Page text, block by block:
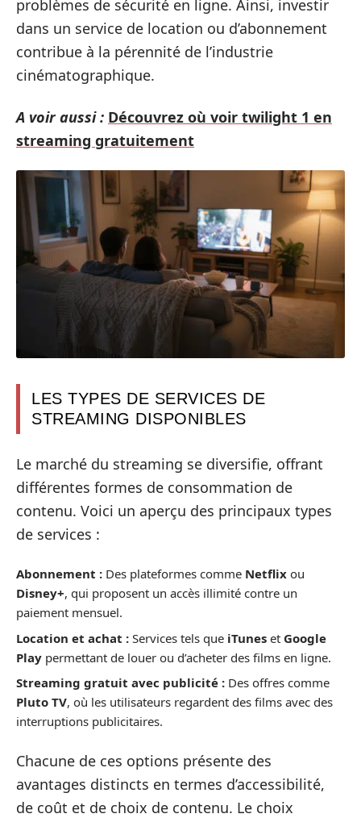
problèmes de sécurité en ligne. Ainsi, investir
dans un service de location ou d’abonnement
contribue à la pérennité de l’industrie
cinématographique.
A voir aussi : Découvrez où voir twilight 1 en
streaming gratuitement
LES TYPES DE SERVICES DE
STREAMING DISPONIBLES
Le marché du streaming se diversifie, offrant
différentes formes de consommation de
contenu. Voici un aperçu des principaux types
de services :
Abonnement : Des plateformes comme Netflix ou
Disney+, qui proposent un accès illimité contre un
paiement mensuel.
Location et achat : Services tels que iTunes et Google
Play permettant de louer ou d’acheter des films en ligne.
Streaming gratuit avec publicité : Des offres comme
Pluto TV, où les utilisateurs regardent des films avec des
interruptions publicitaires.
Chacune de ces options présente des
avantages distincts en termes d’accessibilité,
de coût et de choix de contenu. Le choix